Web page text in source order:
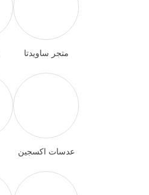
متجر ساويدتا
عدسات اكسجين